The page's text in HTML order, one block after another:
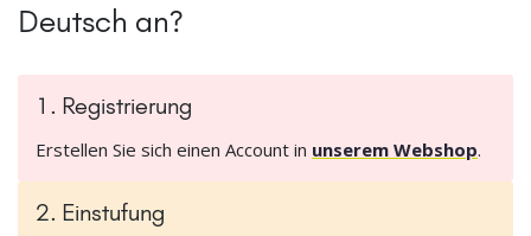
Deutsch an?
1. Registrierung
Erstellen Sie sich einen Account in unserem Webshop.
2. Einstufung